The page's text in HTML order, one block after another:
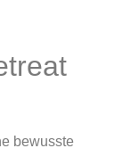
bewusste